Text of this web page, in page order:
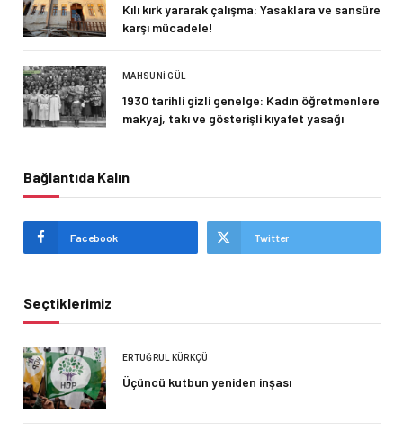
Kılı kırk yararak çalışma: Yasaklara ve sansüre
karşı mücadele!
MAHSUNI GÜL
1930 tarihli gizli genelge: Kadın öğretmenlere
makyaj, takı ve gösterişli kıyafet yasağı
Bağlantıda Kalın
Facebook Twitter
Seçtiklerimiz
ERTUĞRUL KÜRKÇÜ
Üçüncü kutbun yeniden inşası